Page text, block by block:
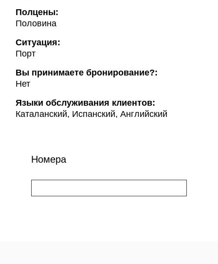
Полцены:
Половина
Ситуация:
Порт
Вы принимаете бронирование?:
Нет
Языки обслуживания клиентов:
Каталанский, Испанский, Английский
Номера